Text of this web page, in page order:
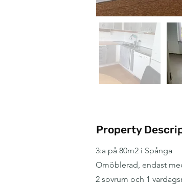
Property
3:a på 80m2 i Spånga
Omöblerad, endast
2 sovrum och 1